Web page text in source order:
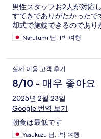
男性スタッフお2人が対応
すてきでありがたかったで
却式で施錠できるのであり
Narufumi 님, 1박 여행
실제 이용 고객 후기
8/10 - 매우 좋아요
2025년 2월 23일
Google 번역 보기
朝食は最低です
Yasukazu 님, 1박 여행